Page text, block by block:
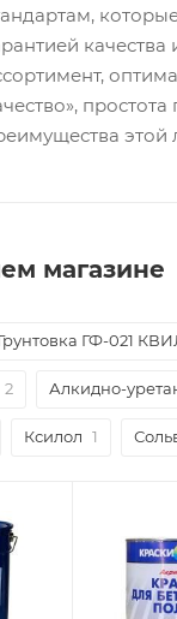
этой
магазине
ГФ-021
2 Алкидно-
Ксилол 1